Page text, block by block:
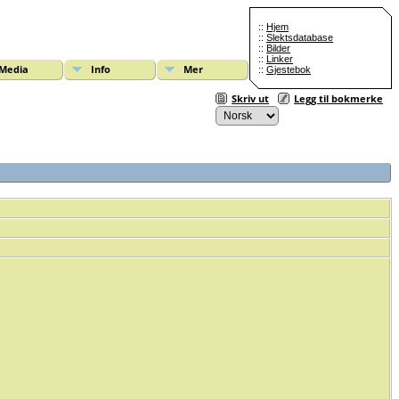
:: Hjem
:: Slektsdatabase
:: Bilder
:: Linker
:: Gjestebok
Info Mer
Skriv ut Legg til bokmerke